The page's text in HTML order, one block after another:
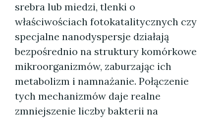
srebra lub miedzi, tlenki o
właściwościach fotokatalitycznych czy
specjalne nanodyspersje działają
bezpośrednio na struktury komórkowe
mikroorganizmów, zaburzając ich
metabolizm i namnażanie. Połączenie
tych mechanizmów daje realne
zmniejszenie liczby bakterii na